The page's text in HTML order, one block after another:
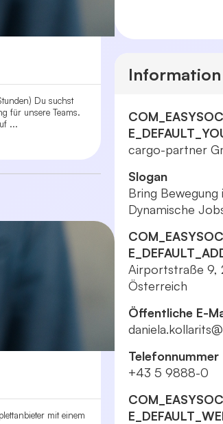
Du suchst
für unsere Teams.
...
mit einem
Information
cargo-partner
Slogan
Bring Bewegung
Dynamische
Airportstraße 9,
Österreich
Öffentliche E-
Telefonnummer
+43 5 9888-0